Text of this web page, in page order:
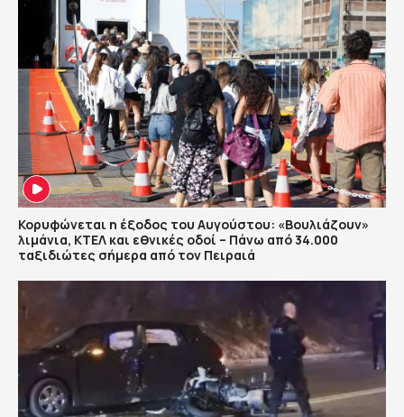
Κορυφώνεται η έξοδος του Αυγούστου: «Βουλιάζουν»
λιμάνια, ΚΤΕΛ και εθνικές οδοί – Πάνω από 34.000
ταξιδιώτες σήμερα από τον Πειραιά